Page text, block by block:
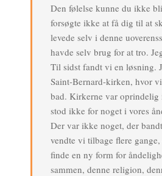
Den følelse kunne du ikke
forsøgte ikke at få dig til at
levede selv i denne
havde selv brug for at tro.
Til sidst fandt vi en løsning.
Saint-Bernard-kirken, hvor
bad. Kirkerne var
stod ikke for noget i vores
Der var ikke noget, der
vendte vi tilbage flere
finde en ny form for
sammen, denne religion,